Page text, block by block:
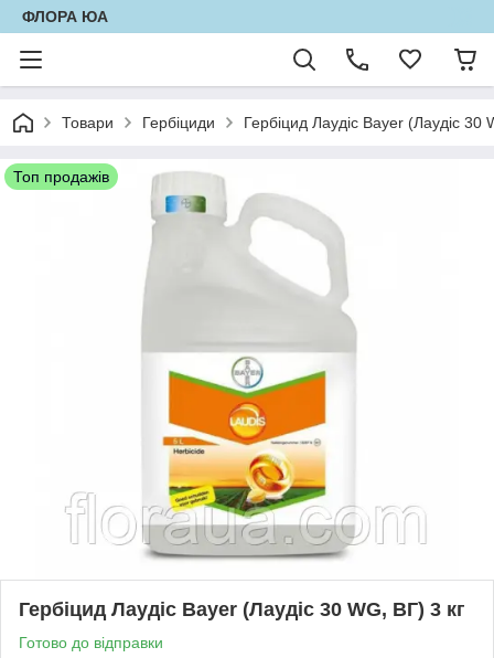
ФЛОРА ЮА
Товари Гербіциди Гербіцид Лаудіс Bayer (Лаудіс 30
Топ продажів
Гербіцид Лаудіс Bayer (Лаудіс 30 WG, ВГ) 3 кг
Готово до відправки